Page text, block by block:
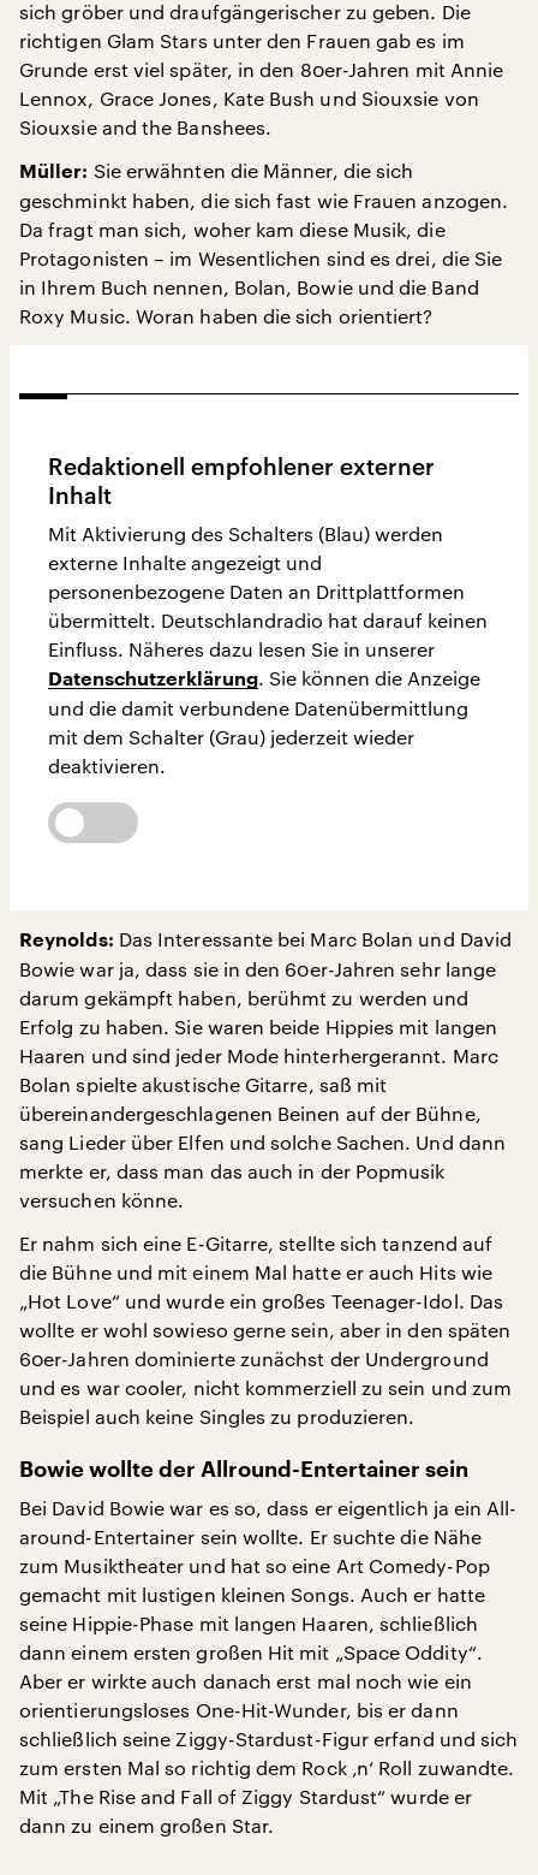
sich gröber und draufgängerischer zu geben. Die
richtigen Glam Stars unter den Frauen gab es im
Grunde erst viel später, in den 80er-Jahren mit Annie
Lennox, Grace Jones, Kate Bush und Siouxsie von
Siouxsie and the Banshees.
Müller: Sie erwähnten die Männer, die sich
geschminkt haben, die sich fast wie Frauen anzogen.
Da fragt man sich, woher kam diese Musik, die
Protagonisten – im Wesentlichen sind es drei, die Sie
in Ihrem Buch nennen, Bolan, Bowie und die Band
Roxy Music. Woran haben die sich orientiert?
Redaktionell empfohlener externer
Inhalt
Mit Aktivierung des Schalters (Blau) werden
externe Inhalte angezeigt und
personenbezogene Daten an Drittplattformen
übermittelt. Deutschlandradio hat darauf keinen
Einfluss. Näheres dazu lesen Sie in unserer
Datenschutzerklärung. Sie können die Anzeige
und die damit verbundene Datenübermittlung
mit dem Schalter (Grau) jederzeit wieder
deaktivieren.
Reynolds: Das Interessante bei Marc Bolan und David
Bowie war ja, dass sie in den 60er-Jahren sehr lange
darum gekämpft haben, berühmt zu werden und
Erfolg zu haben. Sie waren beide Hippies mit langen
Haaren und sind jeder Mode hinterhergerannt. Marc
Bolan spielte akustische Gitarre, saß mit
übereinandergeschlagenen Beinen auf der Bühne,
sang Lieder über Elfen und solche Sachen. Und dann
merkte er, dass man das auch in der Popmusik
versuchen könne.
Er nahm sich eine E-Gitarre, stellte sich tanzend auf
die Bühne und mit einem Mal hatte er auch Hits wie
„Hot Love“ und wurde ein großes Teenager-Idol. Das
wollte er wohl sowieso gerne sein, aber in den späten
60er-Jahren dominierte zunächst der Underground
und es war cooler, nicht kommerziell zu sein und zum
Beispiel auch keine Singles zu produzieren.
Bowie wollte der Allround-Entertainer sein
Bei David Bowie war es so, dass er eigentlich ja ein All-
around-Entertainer sein wollte. Er suchte die Nähe
zum Musiktheater und hat so eine Art Comedy-Pop
gemacht mit lustigen kleinen Songs. Auch er hatte
seine Hippie-Phase mit langen Haaren, schließlich
dann einem ersten großen Hit mit „Space Oddity“.
Aber er wirkte auch danach erst mal noch wie ein
orientierungsloses One-Hit-Wunder, bis er dann
schließlich seine Ziggy-Stardust-Figur erfand und sich
zum ersten Mal so richtig dem Rock ‚n‘ Roll zuwandte.
Mit „The Rise and Fall of Ziggy Stardust“ wurde er
dann zu einem großen Star.